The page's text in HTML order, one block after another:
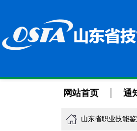
网站首页 通
山东省职业技能